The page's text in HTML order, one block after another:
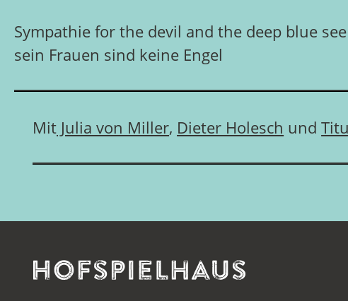
Sympathie for the devil and the deep blue
sein Frauen sind keine Engel
Mit Julia von Miller, Dieter Holesch und